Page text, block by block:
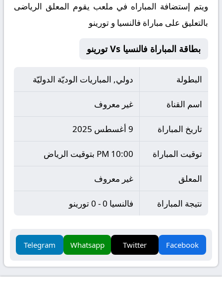
ويتم إستضافة المباراه في ملعب يقوم المعلق الرياضى
بالتعليق على مباراة فالنسيا و تورينو
بطاقة المباراة فالنسيا Vs تورينو
البطولة دولي, المباريات الوديّة الدوليّة
اسم القناة غير معروف
تاريخ المباراة 9 أغسطس 2025
توقيت المباراة 10:00 PM بتوقيت الرياض
المعلق غير معروف
نتيجة المباراة فالنسيا 0 - 0 تورينو
Facebook
Twitter
Whatsapp
Telegram